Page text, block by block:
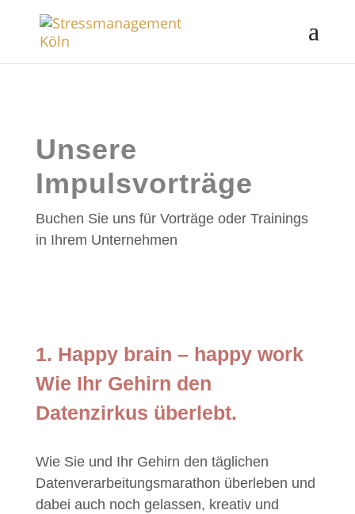
Unsere
Impulsvorträge
Buchen Sie uns für Vorträge oder Trainings
in Ihrem Unternehmen
1. Happy brain – happy work
Wie Ihr Gehirn den
Datenzirkus überlebt.
Wie Sie und Ihr Gehirn den täglichen
Datenverarbeitungsmarathon überleben und
dabei auch noch gelassen, kreativ und